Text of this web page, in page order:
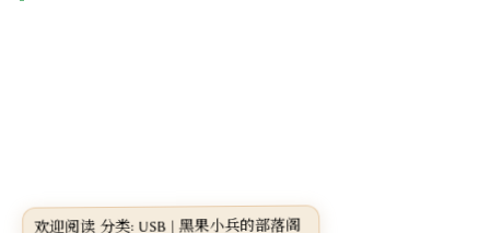
欢迎阅读 分类: USB | 黑果小兵的部落阁